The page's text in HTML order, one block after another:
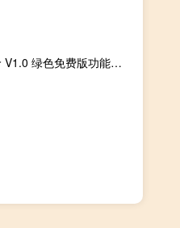
淘宝同款比价 V1.0 绿色免费版（淘宝同款比价 V1.0 绿色免费版功能简介）